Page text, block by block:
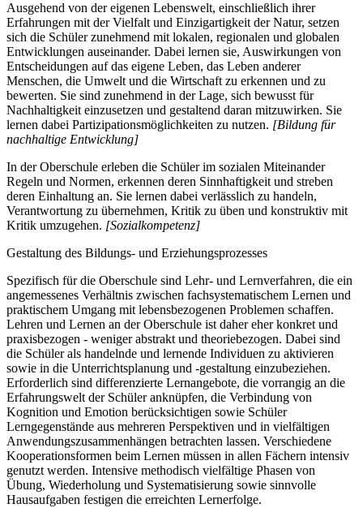
Ausgehend von der eigenen Lebenswelt, einschließlich ihrer
Erfahrungen mit der Vielfalt und Einzigartigkeit der Natur, setzen
sich die Schüler zunehmend mit lokalen, regionalen und globalen
Entwicklungen auseinander. Dabei lernen sie, Auswirkungen von
Entscheidungen auf das eigene Leben, das Leben anderer
Menschen, die Umwelt und die Wirtschaft zu erkennen und zu
bewerten. Sie sind zunehmend in der Lage, sich bewusst für
Nachhaltigkeit einzusetzen und gestaltend daran mitzuwirken. Sie
lernen dabei Partizipationsmöglichkeiten zu nutzen. [Bildung für
nachhaltige Entwicklung]
In der Oberschule erleben die Schüler im sozialen Miteinander
Regeln und Normen, erkennen deren Sinnhaftigkeit und streben
deren Einhaltung an. Sie lernen dabei verlässlich zu handeln,
Verantwortung zu übernehmen, Kritik zu üben und konstruktiv mit
Kritik umzugehen. [Sozialkompetenz]
Gestaltung des Bildungs- und Erziehungsprozesses
Spezifisch für die Oberschule sind Lehr- und Lernverfahren, die ein
angemessenes Verhältnis zwischen fachsystematischem Lernen und
praktischem Umgang mit lebensbezogenen Problemen schaffen.
Lehren und Lernen an der Oberschule ist daher eher konkret und
praxisbezogen - weniger abstrakt und theoriebezogen. Dabei sind
die Schüler als handelnde und lernende Individuen zu aktivieren
sowie in die Unterrichtsplanung und -gestaltung einzubeziehen.
Erforderlich sind differenzierte Lernangebote, die vorrangig an die
Erfahrungswelt der Schüler anknüpfen, die Verbindung von
Kognition und Emotion berücksichtigen sowie Schüler
Lerngegenstände aus mehreren Perspektiven und in vielfältigen
Anwendungszusammenhängen betrachten lassen. Verschiedene
Kooperationsformen beim Lernen müssen in allen Fächern intensiv
genutzt werden. Intensive methodisch vielfältige Phasen von
Übung, Wiederholung und Systematisierung sowie sinnvolle
Hausaufgaben festigen die erreichten Lernerfolge.